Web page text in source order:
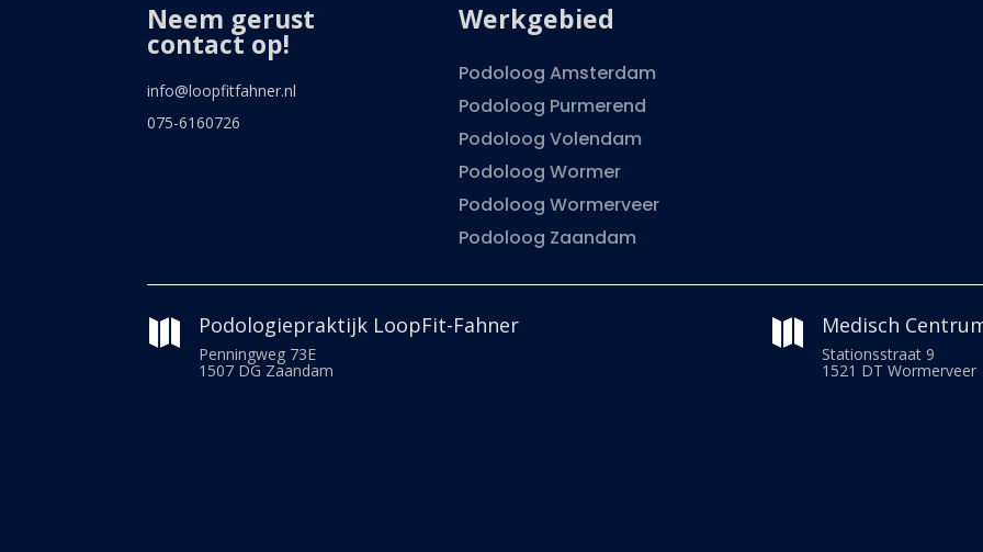
Neem gerust
contact op!
info@loopfitfahner.nl
075-6160726
Werkgebied
Podoloog Amsterdam
Podoloog Purmerend
Podoloog Volendam
Podoloog Wormer
Podoloog Wormerveer
Podoloog Zaandam
 Podologiepraktijk LoopFit-Fahner
Penningweg 73E
1507 DG Zaandam
 Medisch
Stationsstraat 9
1521 DT Wormerveer